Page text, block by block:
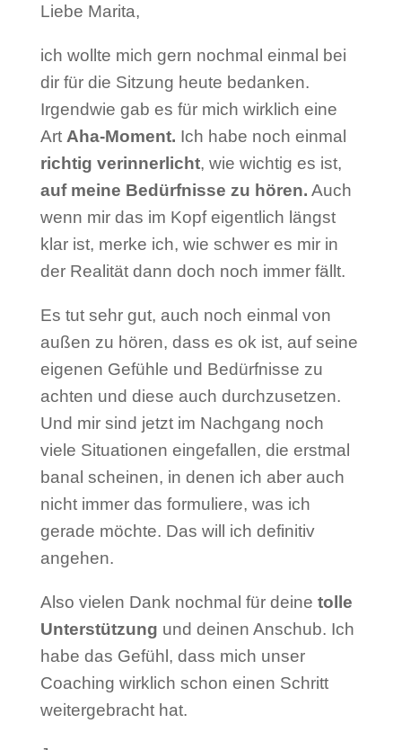
Liebe Marita,
ich wollte mich gern nochmal einmal bei
dir für die Sitzung heute bedanken.
Irgendwie gab es für mich wirklich eine
Art Aha-Moment. Ich habe noch einmal
richtig verinnerlicht, wie wichtig es ist,
auf meine Bedürfnisse zu hören. Auch
wenn mir das im Kopf eigentlich längst
klar ist, merke ich, wie schwer es mir in
der Realität dann doch noch immer fällt.
Es tut sehr gut, auch noch einmal von
außen zu hören, dass es ok ist, auf seine
eigenen Gefühle und Bedürfnisse zu
achten und diese auch durchzusetzen.
Und mir sind jetzt im Nachgang noch
viele Situationen eingefallen, die erstmal
banal scheinen, in denen ich aber auch
nicht immer das formuliere, was ich
gerade möchte. Das will ich definitiv
angehen.
Also vielen Dank nochmal für deine tolle
Unterstützung und deinen Anschub. Ich
habe das Gefühl, dass mich unser
Coaching wirklich schon einen Schritt
weitergebracht hat.